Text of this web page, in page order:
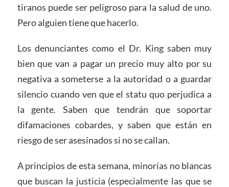
tiranos puede ser peligroso para la salud de uno.
Pero alguien tiene que hacerlo.
Los denunciantes como el Dr. King saben muy
bien que van a pagar un precio muy alto por su
negativa a someterse a la autoridad o a guardar
silencio cuando ven que el statu quo perjudica a
la gente. Saben que tendrán que soportar
difamaciones cobardes, y saben que están en
riesgo de ser asesinados si no se callan.
A principios de esta semana, minorías no blancas
que buscan la justicia (especialmente las que se